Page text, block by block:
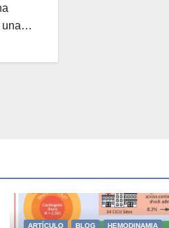
una…
ARTÍCULO BLOG HEMODINAMIA